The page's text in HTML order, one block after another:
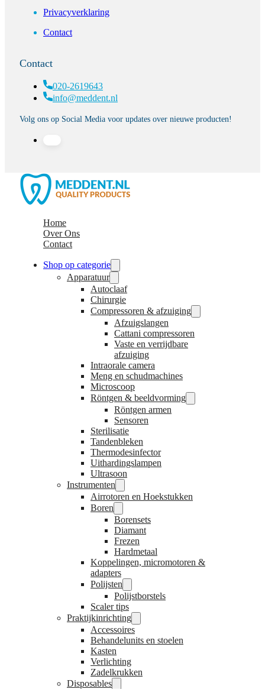
Privacyverklaring
Contact
Contact
020-2619643
info@meddent.nl
Volg ons op Social Media voor updates over nieuwe producten!
Home
Over Ons
Contact
Shop op categorie
Apparatuur
Autoclaaf
Chirurgie
Compressoren & afzuiging
Afzuigslangen
Cattani compressoren
Vaste en verrijdbare
afzuiging
Intraorale camera
Meng en schudmachines
Microscoop
Röntgen & beeldvorming
Röntgen armen
Sensoren
Sterilisatie
Tandenbleken
Thermodesinfector
Uithardingslampen
Ultrasoon
Instrumenten
Airrotoren en Hoekstukken
Boren
Borensets
Diamant
Frezen
Hardmetaal
Koppelingen, micromotoren &
adapters
Polijsten
Polijstborstels
Scaler tips
Praktijkinrichting
Accessoires
Behandelunits en stoelen
Kasten
Verlichting
Zadelkrukken
Disposables